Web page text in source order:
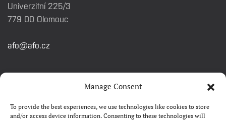
Manage Consent
To provide the best experiences, we use technologies like cookies to store
and/or access device information. Consenting to these technologies will
Univerzitní 225/3
779 00 Olomouc
afo@afo.cz
RYCHLÉ ODKAZY
Watch&Know